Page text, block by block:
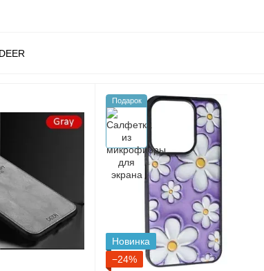
Подарок
Новинка
−24%